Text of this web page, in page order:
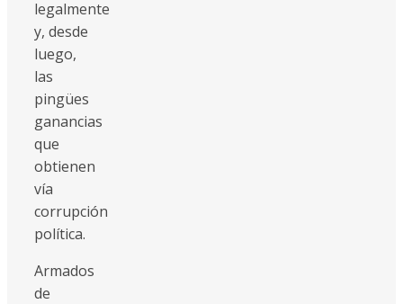
legalmente
y, desde
luego,
las
pingües
ganancias
que
obtienen
vía
corrupción
política.
Armados
de